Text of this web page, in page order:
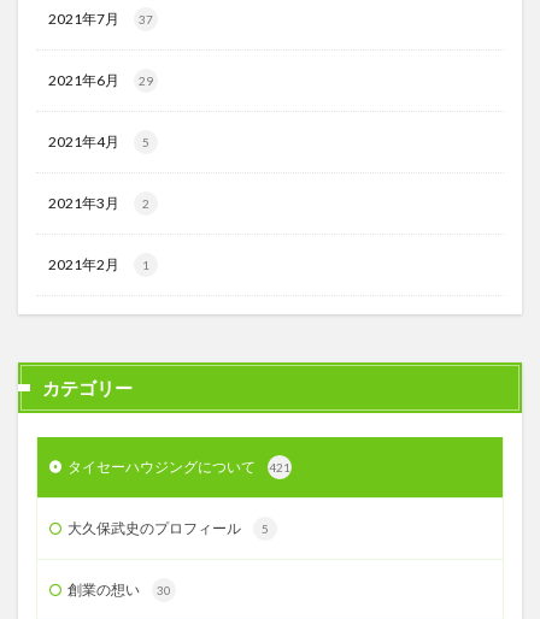
2021年7月 37
2021年6月 29
2021年4月 5
2021年3月 2
2021年2月 1
カテゴリー
タイセーハウジングについて 421
大久保武史のプロフィール 5
創業の想い 30